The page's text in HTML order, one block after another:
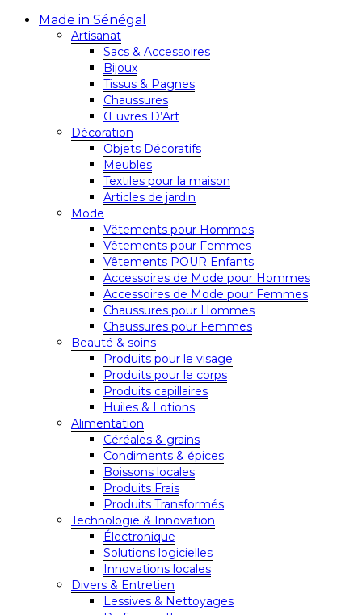
Made in Sénégal
Artisanat
Sacs & Accessoires
Bijoux
Tissus & Pagnes
Chaussures
Œuvres D’Art
Décoration
Objets Décoratifs
Meubles
Textiles pour la maison
Articles de jardin
Mode
Vêtements pour Hommes
Vêtements pour Femmes
Vêtements POUR Enfants
Accessoires de Mode pour Hommes
Accessoires de Mode pour Femmes
Chaussures pour Hommes
Chaussures pour Femmes
Beauté & soins
Produits pour le visage
Produits pour le corps
Produits capillaires
Huiles & Lotions
Alimentation
Céréales & grains
Condiments & épices
Boissons locales
Produits Frais
Produits Transformés
Technologie & Innovation
Électronique
Solutions logicielles
Innovations locales
Divers & Entretien
Lessives & Nettoyages